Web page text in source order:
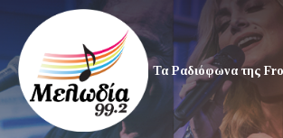
Τα Ραδιόφωνα της